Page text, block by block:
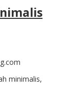
minimalis,